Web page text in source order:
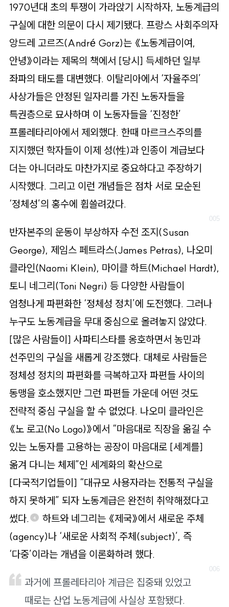
1970년대 초의 투쟁이 가라앉기 시작하자, 노동계급의
구실에 대한 의문이 다시 제기됐다. 프랑스 사회주의자
앙드레 고르즈(André Gorz)는 《노동계급이여,
안녕》이라는 제목의 책에서 [당시] 득세하던 일부
좌파의 태도를 대변했다. 이탈리아에서 ‘자율주의’
사상가들은 안정된 일자리를 가진 노동자들을
특권층으로 묘사하며 이 노동자들을 ‘진정한’
프롤레타리아에서 제외했다. 한때 마르크스주의를
지지했던 학자들이 이제 성(性)과 인종이 계급보다
더는 아니더라도 마찬가지로 중요하다고 주장하기
시작했다. 그리고 이런 개념들은 점차 서로 모순된
‘정체성’의 홍수에 휩쓸려갔다.
반자본주의 운동이 부상하자 수전 조지(Susan
George), 제임스 페트라스(James Petras), 나오미
클라인(Naomi Klein), 마이클 하트(Michael Hardt),
토니 네그리(Toni Negri) 등 다양한 사람들이
엄청나게 파편화한 ‘정체성 정치’에 도전했다. 그러나
누구도 노동계급을 무대 중심으로 올려놓지 않았다.
[많은 사람들이] 사파티스타를 옹호하면서 농민과
선주민의 구실을 새롭게 강조했다. 대체로 사람들은
정체성 정치의 파편화를 극복하고자 파편들 사이의
동맹을 호소했지만 그런 파편들 가운데 어떤 것도
전략적 중심 구실을 할 수 없었다. 나오미 클라인은
《노 로고(No Logo)》에서 “마음대로 직장을 옮길 수
있는 노동자를 고용하는 공장이 마음대로 [세계를]
옮겨 다니는 체제”인 세계화의 확산으로
[다국적기업들이] “대규모 사용자라는 전통적 구실을
하지 못하게” 되자 노동계급은 완전히 취약해졌다고
썼다.
4
하트와 네그리는 《제국》에서 새로운 주체
(agency)나 ‘새로운 사회적 주체(subject)’, 즉
‘다중’이라는 개념을 이론화하려 했다.
과거에 프롤레타리아 계급은 집중돼 있었고
때로는 산업 노동계급에 사실상 포함됐다.